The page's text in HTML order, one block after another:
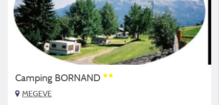
Camping BORNAND
MEGEVE